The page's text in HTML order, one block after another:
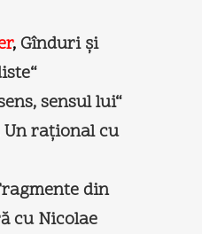
, Gînduri şi
sensul lui“
Un raţional cu
din
cu Nicolae